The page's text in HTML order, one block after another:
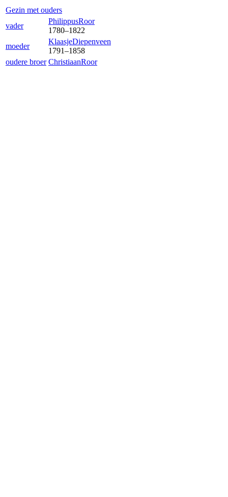
Gezin met ouders
vader
PhilippusRoor
1780–1822
moeder
KlaasjeDiepenveen
1791–1858
oudere broer ChristiaanRoor